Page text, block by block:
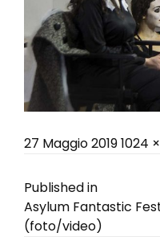
Posted
27 Maggio 2019Full
1024
Navigazione
articoli
Published in
Asylum Fantastic
(foto/video)